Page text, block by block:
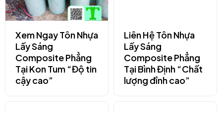
Xem Ngay Tôn Nhựa
Lấy Sáng
Composite Phẳng
Tại Kon Tum “Độ tin
cậy cao”
Liên Hệ Tôn Nhựa
Lấy Sáng
Composite Phẳng
Tại Bình Định “Chất
lượng đỉnh cao”